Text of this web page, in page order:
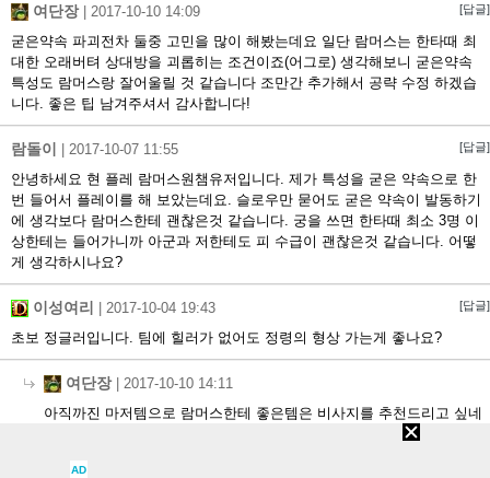
여단장| 2017-10-10 14:09 [답글]
굳은약속 파괴전차 둘중 고민을 많이 해봤는데요 일단 람머스는 한타때 최
대한 오래버텨 상대방을 괴롭히는 조건이죠(어그로) 생각해보니 굳은약속
특성도 람머스랑 잘어울릴 것 같습니다 조만간 추가해서 공략 수정 하겠습
니다. 좋은 팁 남겨주셔서 감사합니다!
람돌이 2017-10-07 11:55 [답글]
안녕하세요 현 플레 람머스원챔유저입니다. 제가 특성을 굳은 약속으로 한
번 들어서 플레이를 해 보았는데요. 슬로우만 묻어도 굳은 약속이 발동하기
에 생각보다 람머스한테 괜찮은것 같습니다. 궁을 쓰면 한타때 최소 3명 이
상한테는 들어가니까 아군과 저한테도 피 수급이 괜찮은것 같습니다. 어떻
게 생각하시나요?
이성여리 2017-10-04 19:43 [답글]
초보 정글러입니다. 팀에 힐러가 없어도 정령의 형상 가는게 좋나요?
여단장| 2017-10-10 14:11
아직까진 마저템으로 람머스한테 좋은템은 비사지를 추천드리고 싶네
AD